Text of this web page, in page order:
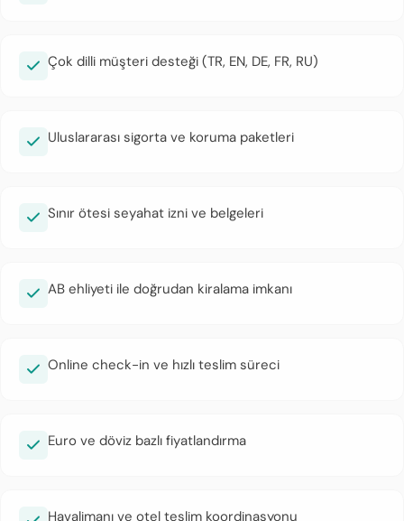
Çok dilli müşteri desteği (TR, EN, DE, FR, RU)
Uluslararası sigorta ve koruma paketleri
Sınır ötesi seyahat izni ve belgeleri
AB ehliyeti ile doğrudan kiralama imkanı
Online check-in ve hızlı teslim süreci
Euro ve döviz bazlı fiyatlandırma
Havalimanı ve otel teslim koordinasyonu